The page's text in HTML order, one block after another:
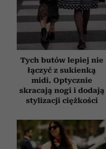
Tych butów lepiej nie
łączyć z sukienką
midi. Optycznie
skracają nogi i dodają
stylizacji ciężkości